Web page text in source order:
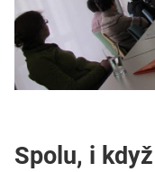
Spolu, i